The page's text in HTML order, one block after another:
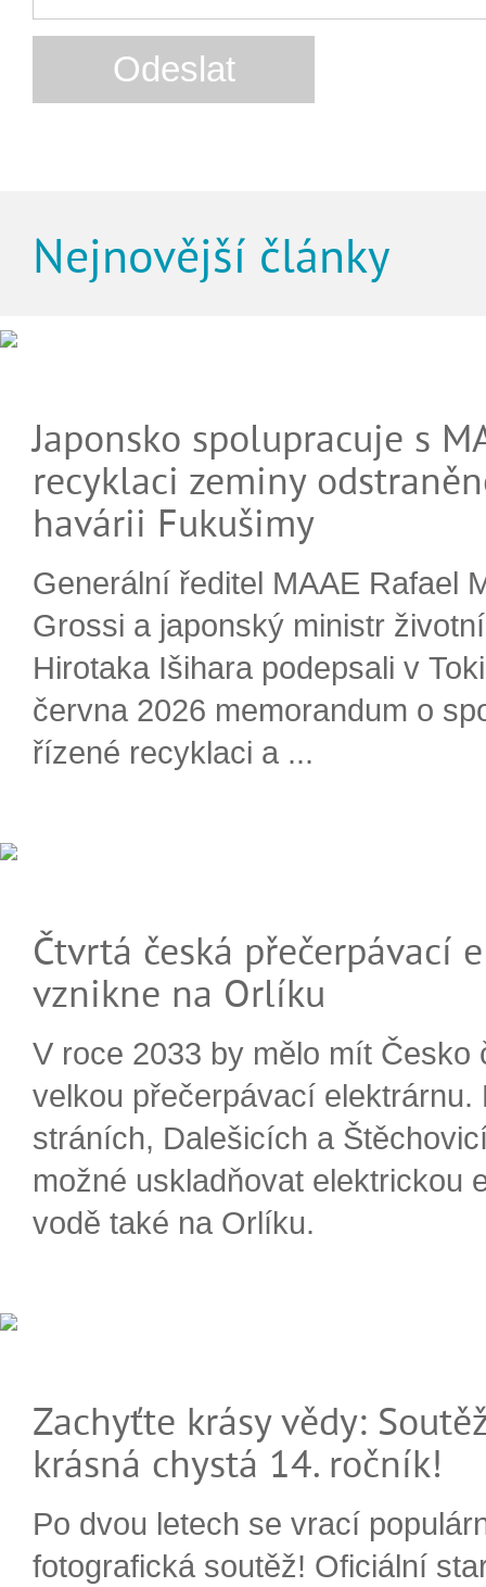
Nejnovější články
Japonsko spolupracuje s
recyklaci zeminy
havárii Fukušimy
Generální ředitel MAAE Rafael
Grossi a japonský ministr
Hirotaka Išihara podepsali v
června 2026 memorandum o
řízené recyklaci a ...
Čtvrtá česká přečerpávací
vznikne na Orlíku
V roce 2033 by mělo mít Česko
velkou přečerpávací elektrárnu.
stráních, Dalešicích a
možné uskladňovat elektrickou
vodě také na Orlíku.
Zachyťte krásy vědy:
krásná chystá 14. ročník!
Po dvou letech se vrací
fotografická soutěž! Oficiální